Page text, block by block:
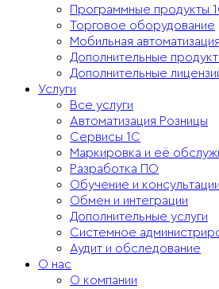
Программные продукты
Торговое оборудование
Мобильная автоматизация
Дополнительные
Дополнительные
Услуги
Все услуги
Автоматизация Розницы
Сервисы 1С
Маркировка и её
Разработка ПО
Обучение и консультации
Обмен и интеграции
Дополнительные услуги
Системное
Аудит и обследование
О нас
О компании